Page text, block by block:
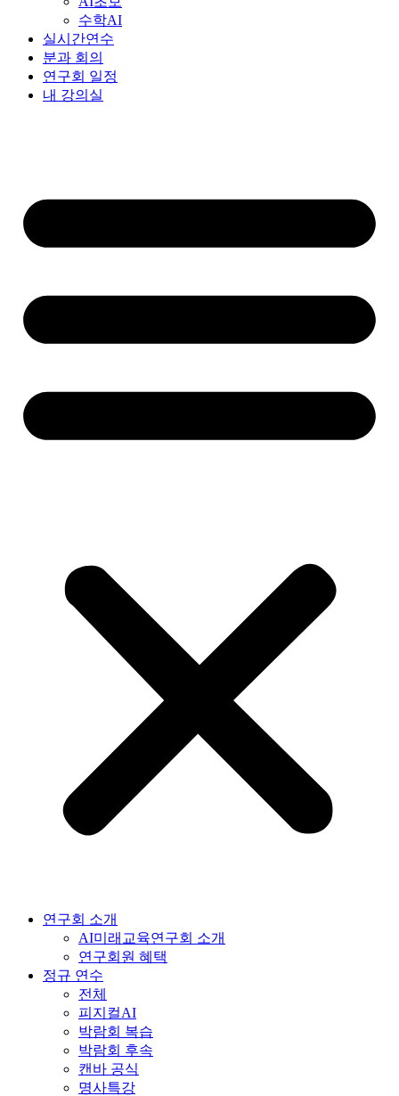
수학AI
실시간연수
분과 회의
연구회 일정
내 강의실
연구회 소개
AI미래교육연구회 소개
연구회원 혜택
정규 연수
전체
피지컬AI
박람회 복습
박람회 후속
캔바 공식
명사특강